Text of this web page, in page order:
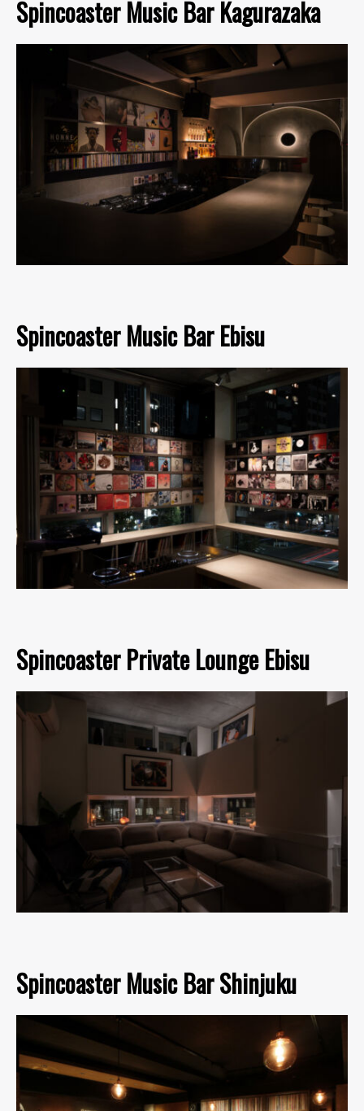
Spincoaster Music Bar Kagurazaka
Spincoaster Music Bar Ebisu
Spincoaster Private Lounge Ebisu
Spincoaster Music Bar Shinjuku